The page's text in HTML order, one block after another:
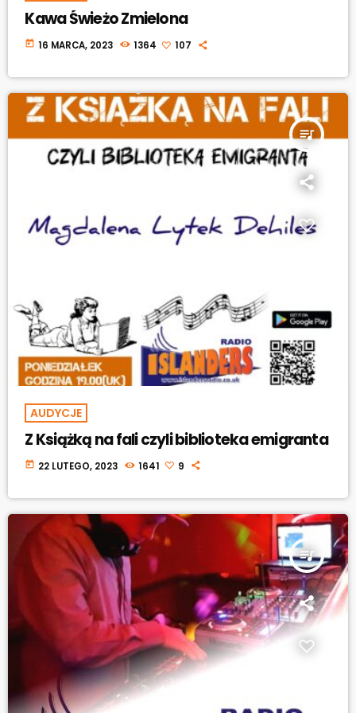
Kawa Świeżo Zmielona
today 16 MARCA, 2023 1364 107
queue_music
AUDYCJE
Z Książką na fali czyli biblioteka emigranta
today 22 LUTEGO, 2023 1641 9
queue_music